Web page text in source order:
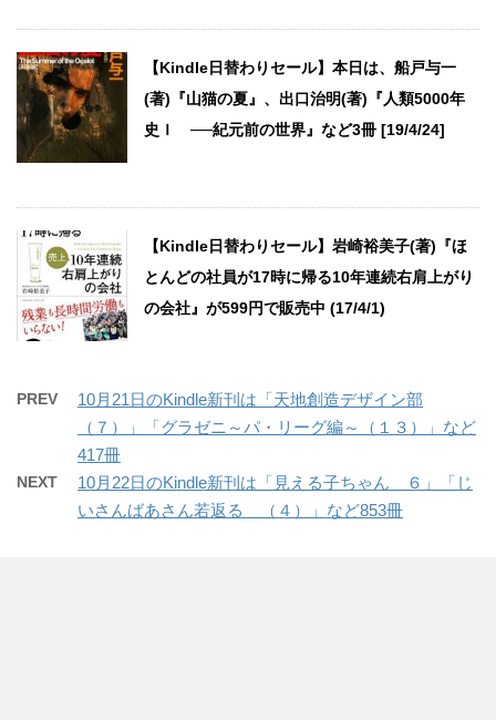
【Kindle日替わりセール】本日は、船戸与一
(著)『山猫の夏』、出口治明(著)『人類5000年
史Ｉ ──紀元前の世界』など3冊 [19/4/24]
【Kindle日替わりセール】岩崎裕美子(著)『ほ
とんどの社員が17時に帰る10年連続右肩上がり
の会社』が599円で販売中 (17/4/1)
PREV
10月21日のKindle新刊は「天地創造デザイン部
（７）」「グラゼニ～パ・リーグ編～（１３）」など
417冊
NEXT
10月22日のKindle新刊は「見える子ちゃん ６」「じ
いさんばあさん若返る （４）」など853冊